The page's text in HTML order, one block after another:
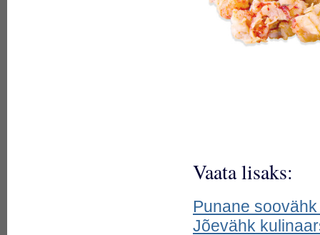
Vaata lisaks:
Punane
Jõevähk